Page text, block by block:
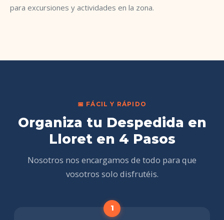
para excursiones y actividades en la zona.
📅 FÁCIL Y RÁPIDO
Organiza tu Despedida en
Lloret en 4 Pasos
Nosotros nos encargamos de todo para que
vosotros solo disfrutéis.